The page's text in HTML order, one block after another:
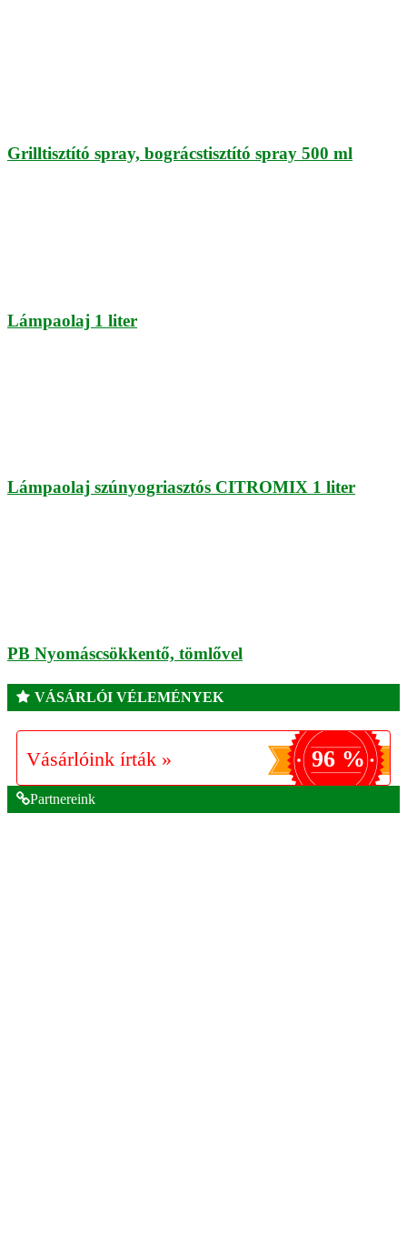
Grilltisztító spray, bográcstisztító spray 500 ml
Lámpaolaj 1 liter
Lámpaolaj szúnyogriasztós CITROMIX 1 liter
PB Nyomáscsökkentő, tömlővel
VÁSÁRLÓI VÉLEMÉNYEK
Vásárlóink írták » 96 %
Partnereink